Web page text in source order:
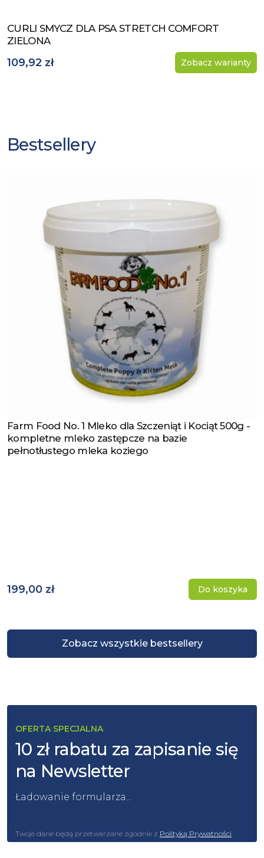
Zobacz produkt
CURLI SMYCZ DLA PSA STRETCH COMFORT
ZIELONA
109,92 zł Zobacz warianty
Bestsellery
Zobacz wszystkie bestsellery
Zobacz produkt
Farm Food No. 1 Mleko dla Szczeniąt i Kociąt 500g -
kompletne mleko zastępcze na bazie
pełnotłustego mleka koziego
199,00 zł Do koszyka
OFERTA SPECJALNA
10 zł rabatu za zapisanie się
na Newsletter
Ładowanie formularza...
Twoje dane będą przetwarzane zgodnie z Polityką Prywatności